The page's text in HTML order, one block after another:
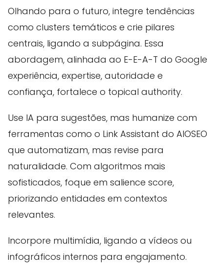
Olhando para o futuro, integre tendências
como clusters temáticos e crie pilares
centrais, ligando a subpágina. Essa
abordagem, alinhada ao E-E-A-T do Google
experiência, expertise, autoridade e
confiança, fortalece o topical authority.
Use IA para sugestões, mas humanize com
ferramentas como o Link Assistant do AIOSEO
que automatizam, mas revise para
naturalidade. Com algoritmos mais
sofisticados, foque em salience score,
priorizando entidades em contextos
relevantes.
Incorpore multimídia, ligando a vídeos ou
infográficos internos para engajamento.